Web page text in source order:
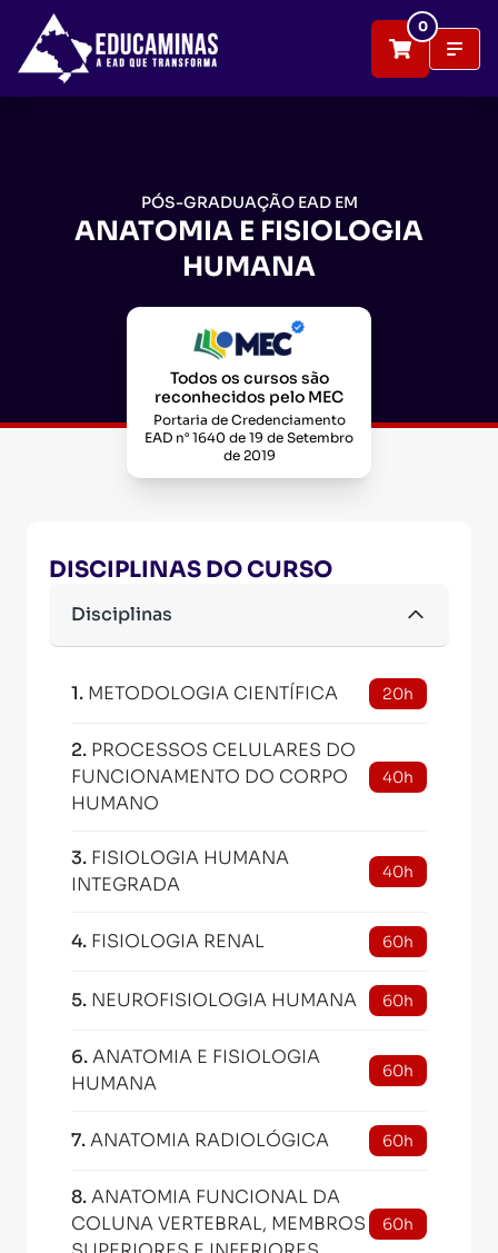
0
PÓS-GRADUAÇÃO EAD EM
ANATOMIA E FISIOLOGIA
HUMANA
Todos os cursos são
reconhecidos pelo MEC
Portaria de Credenciamento
EAD n° 1640 de 19 de Setembro
de 2019
DISCIPLINAS DO CURSO
Disciplinas
1. METODOLOGIA CIENTÍFICA 20h
2. PROCESSOS CELULARES DO
FUNCIONAMENTO DO CORPO
HUMANO
40h
3. FISIOLOGIA HUMANA
INTEGRADA
40h
4. FISIOLOGIA RENAL 60h
5. NEUROFISIOLOGIA HUMANA 60h
6.ANATOMIA E FISIOLOGIA
HUMANA
60h
7.ANATOMIA RADIOLÓGICA 60h
8.ANATOMIA FUNCIONAL DA
COLUNA VERTEBRAL, MEMBROS
60h